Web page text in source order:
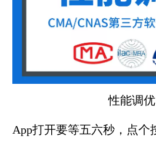
性能调优
App打开要等五六秒，点个